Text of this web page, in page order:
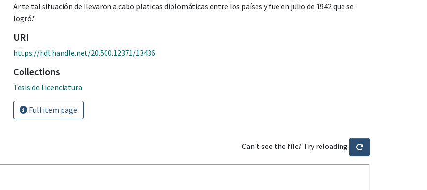
Ante tal situación de llevaron a cabo platicas diplomáticas entre los países y fue en julio de 1942 que se
logró."
URI
https://hdl.handle.net/20.500.12371/13436
Collections
Tesis de Licenciatura
Full item page
Can't see the file? Try reloading